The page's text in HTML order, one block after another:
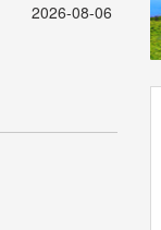
2026-08-06